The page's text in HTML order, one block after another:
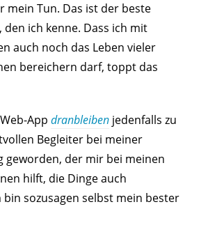
mein Tun. Das ist der beste
den ich kenne. Dass ich mit
auch noch das Leben vieler
bereichern darf, toppt das
App dranbleiben jedenfalls zu
Begleiter bei meiner
geworden, der mir bei meinen
hilft, die Dinge auch
bin sozusagen selbst mein bester